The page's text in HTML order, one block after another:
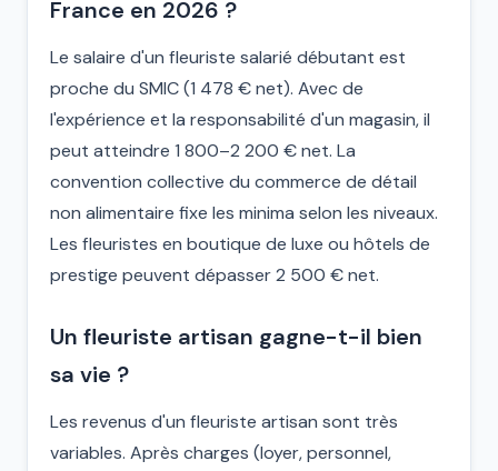
France en 2026 ?
Le salaire d'un fleuriste salarié débutant est
proche du SMIC (1 478 € net). Avec de
l'expérience et la responsabilité d'un magasin, il
peut atteindre 1 800–2 200 € net. La
convention collective du commerce de détail
non alimentaire fixe les minima selon les niveaux.
Les fleuristes en boutique de luxe ou hôtels de
prestige peuvent dépasser 2 500 € net.
Un fleuriste artisan gagne-t-il bien
sa vie ?
Les revenus d'un fleuriste artisan sont très
variables. Après charges (loyer, personnel,